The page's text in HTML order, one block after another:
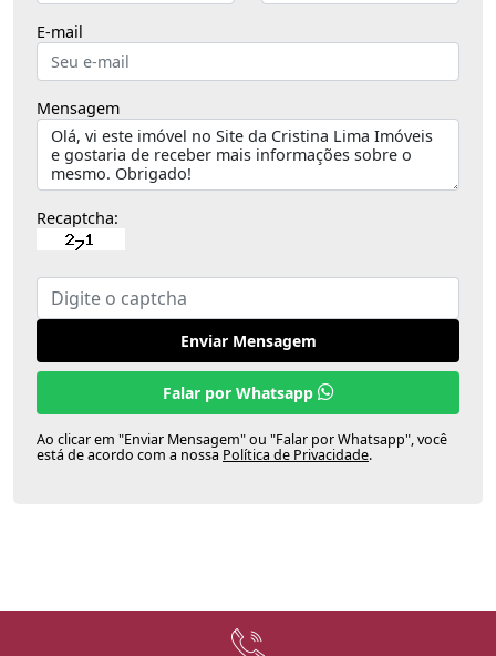
E-mail
Mensagem
Recaptcha:
Enviar Mensagem
Falar por Whatsapp
Ao clicar em "Enviar Mensagem" ou "Falar por Whatsapp", você
está de acordo com a nossa Política de Privacidade.